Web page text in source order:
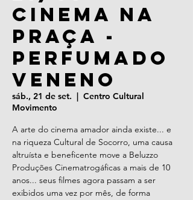
Cinema na
Praça -
PERFUMADO
VENENO
sáb., 21 de set.
  |
Centro Cultural
Movimento
A arte do cinema amador ainda existe... e
na riqueza Cultural de Socorro, uma causa
altruísta e beneficente move a Beluzzo
Produções Cinematrogáficas a mais de 10
anos... seus filmes agora passam a ser
exibidos uma vez por mês, de forma